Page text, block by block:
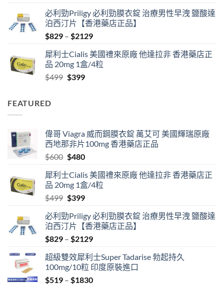
was:
$600.
is:
$480.
必利勁Priligy 必利勁膜衣錠 治療男性早洩 鹽酸達
泊西汀片【香港藥店正品】
$829 – $2129Price
$829
through
犀利士Cialis 美國禮來原廠 他達拉非 香港藥店正
品 20mg 1盒/4粒
$499 Original
$399Current
FEATURED
偉哥 Viagra 威而鋼膜衣錠 萬艾可 美國輝瑞原廠
西地那非片100mg 香港藥店正品
$600 Original
was:
$600.
$480Current
is:
$480.
犀利士Cialis 美國禮來原廠 他達拉非 香港藥店正
品 20mg 1盒/4粒
$499 Original
was:
$499.
$399Current
is:
$399.
必利勁Priligy 必利勁膜衣錠 治療男性早洩 鹽酸達
泊西汀片【香港藥店正品】
$829 – $2129Price
$829
through
$2129
超級雙效犀利士Super Tadarise 勃起持久
100mg/10粒 印度原裝進口
$519 – $1830Price